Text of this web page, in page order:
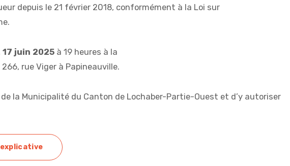
depuis le 21 février 2018, conformément à la Loi sur
17 juin 2025à 19 heures à la
rue Viger à Papineauville.
la Municipalité du Canton de Lochaber-Partie-Ouest et d’y autoriser